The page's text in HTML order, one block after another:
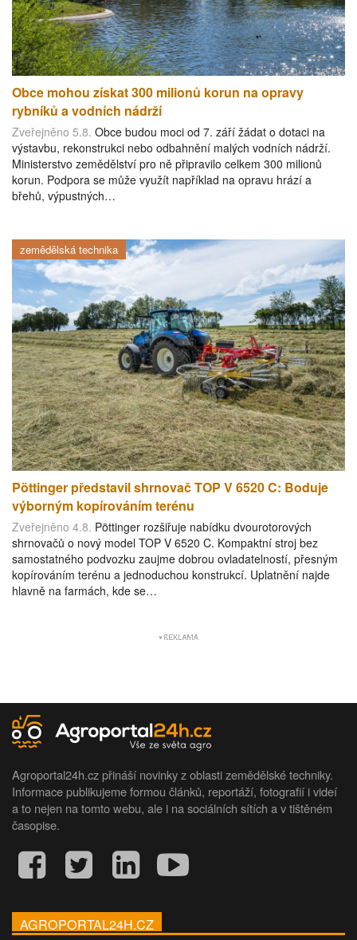
Obce mohou získat 300 milionů korun na opravy
rybníků a vodních nádrží
Zveřejněno 5.8. Obce budou moci od 7. září žádat o dotaci na
výstavbu, rekonstrukci nebo odbahnění malých vodních nádrží.
Ministerstvo zemědělství pro ně připravilo celkem 300 milionů
korun. Podpora se může využít například na opravu hrází a
břehů, výpustných…
zemědělská technika
Pöttinger představil shrnovač TOP V 6520 C: Boduje
výborným kopírováním terénu
Zveřejněno 4.8. Pöttinger rozšiřuje nabídku dvourotorových
shrnovačů o nový model TOP V 6520 C. Kompaktní stroj bez
samostatného podvozku zaujme dobrou ovladatelností, přesným
kopírováním terénu a jednoduchou konstrukcí. Uplatnění najde
hlavně na farmách, kde se…
Agroportal24h.cz přináší novinky z oblasti zemědělské techniky.
Informace publikujeme formou článků, reportáží, fotografií i videí
a to nejen na tomto webu, ale i na sociálních sítích a v tištěném
časopise.
AGROPORTAL24H.CZ